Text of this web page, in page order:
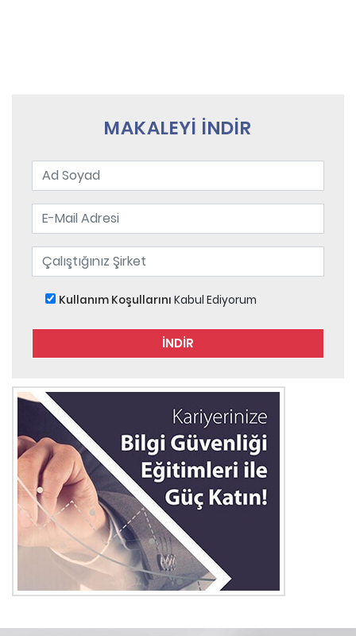
MAKALEYİ İNDİR
Kullanım Koşullarını Kabul Ediyorum